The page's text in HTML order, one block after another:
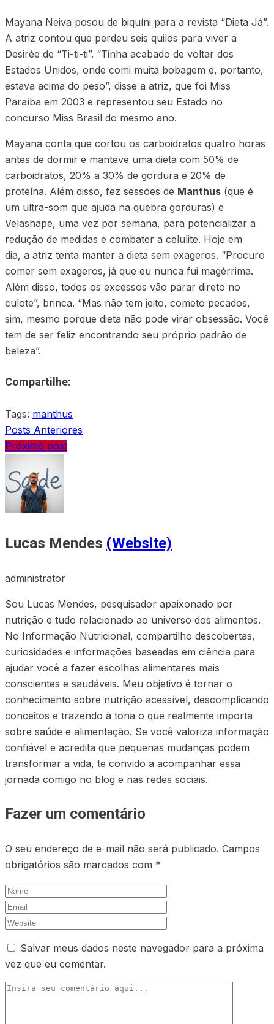
Mayana Neiva posou de biquíni para a revista “Dieta Já”.
A atriz contou que perdeu seis quilos para viver a
Desirée de “Ti-ti-ti”. “Tinha acabado de voltar dos
Estados Unidos, onde comi muita bobagem e, portanto,
estava acima do peso”, disse a atriz, que foi Miss
Paraíba em 2003 e representou seu Estado no
concurso Miss Brasil do mesmo ano.
Mayana conta que cortou os carboidratos quatro horas
antes de dormir e manteve uma dieta com 50% de
carboidratos, 20% a 30% de gordura e 20% de
proteína. Além disso, fez sessões de Manthus (que é
um ultra-som que ajuda na quebra gorduras) e
Velashape, uma vez por semana, para potencializar a
redução de medidas e combater a celulite. Hoje em
dia, a atriz tenta manter a dieta sem exageros. “Procuro
comer sem exageros, já que eu nunca fui magérrima.
Além disso, todos os excessos vão parar direto no
culote”, brinca. “Mas não tem jeito, cometo pecados,
sim, mesmo porque dieta não pode virar obsessão. Você
tem de ser feliz encontrando seu próprio padrão de
beleza”.
Compartilhe:
Tags: manthus
Posts Anteriores
Próximo post
Lucas Mendes (Website)
administrator
Sou Lucas Mendes, pesquisador apaixonado por
nutrição e tudo relacionado ao universo dos alimentos.
No Informação Nutricional, compartilho descobertas,
curiosidades e informações baseadas em ciência para
ajudar você a fazer escolhas alimentares mais
conscientes e saudáveis. Meu objetivo é tornar o
conhecimento sobre nutrição acessível, descomplicando
conceitos e trazendo à tona o que realmente importa
sobre saúde e alimentação. Se você valoriza informação
confiável e acredita que pequenas mudanças podem
transformar a vida, te convido a acompanhar essa
jornada comigo no blog e nas redes sociais.
Fazer um comentário
O seu endereço de e-mail não será publicado. Campos
obrigatórios são marcados com *
Salvar meus dados neste navegador para a próxima
vez que eu comentar.